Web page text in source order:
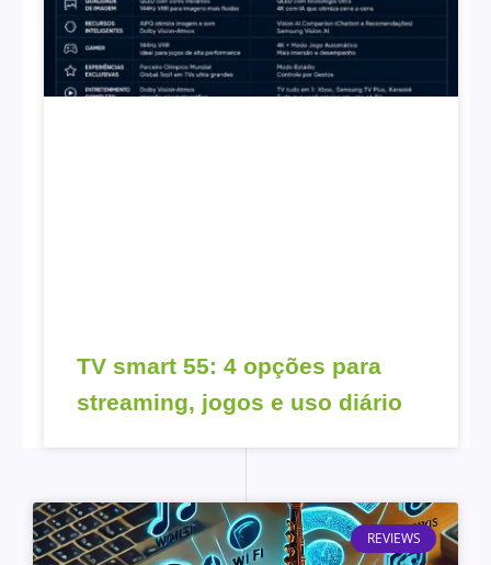
TV smart 55: 4 opções para
streaming, jogos e uso diário
REVIEWS